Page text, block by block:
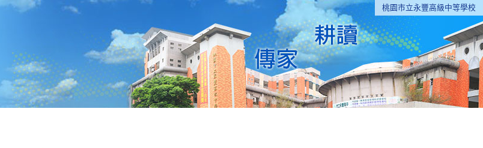
桃園市立永豐高級中等學校